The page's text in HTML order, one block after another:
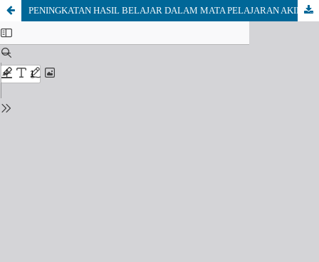
PENINGKATAN HASIL BELAJAR DALAM MATA PELAJARAN AKIDAH AKHLAK DENGAN MENNGUNAKAN METODE DEMONTRASI